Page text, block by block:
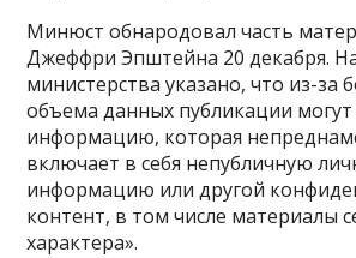
Минюст обнародовал часть
Джеффри Эпштейна 20 декабря.
министерства указано, что из-за
объема данных публикации
информацию, которая
включает в себя непубличную
информацию или другой
контент, в том числе материалы
характера».